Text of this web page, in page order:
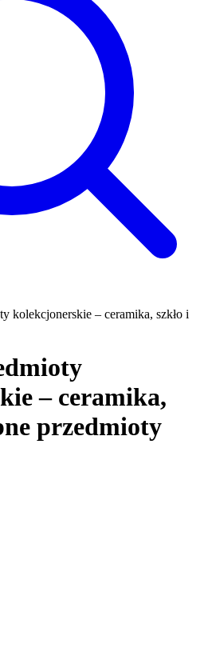
kolekcjonerskie – ceramika, szkło i
– ceramika,
przedmioty